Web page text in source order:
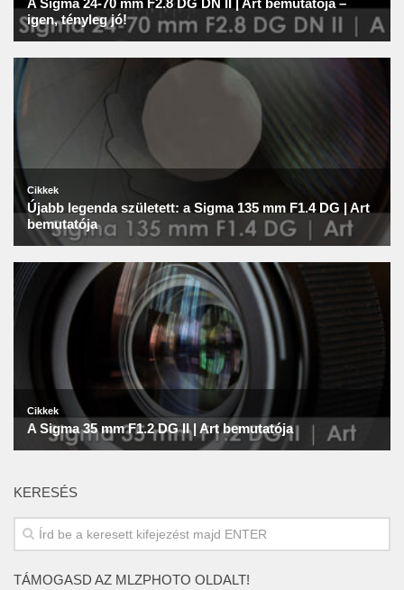
KERESÉS
TÁMOGASD AZ MLZPHOTO OLDALT!